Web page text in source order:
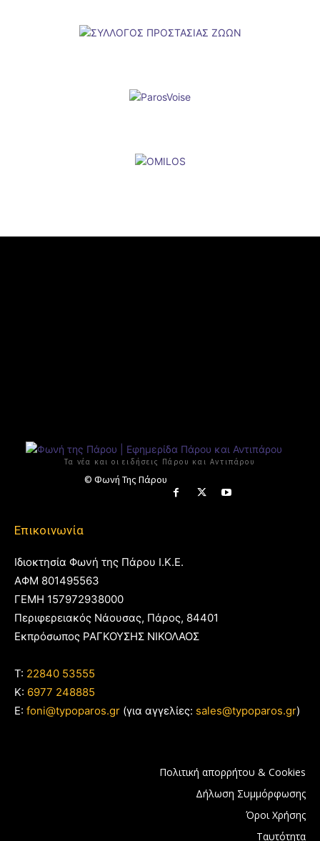
Τα νέα και οι ειδήσεις Πάρου και Αντιπάρου
© Φωνή Της Πάρου
Επικοινωνία
Ιδιοκτησία Φωνή της Πάρου Ι.Κ.Ε.
ΑΦΜ 801495563
ΓΕΜΗ 157972938000
Περιφερειακός Νάουσας, Πάρος, 84401
Εκπρόσωπος ΡΑΓΚΟΥΣΗΣ ΝΙΚΟΛΑΟΣ
T: 22840 53555
Κ: 6977 248885
E: foni@typoparos.gr (για αγγελίες: sales@typoparos.gr)
Πολιτική απορρήτου & Cookies
Δήλωση Συμμόρφωσης
Όροι Χρήσης
Ταυτότητα